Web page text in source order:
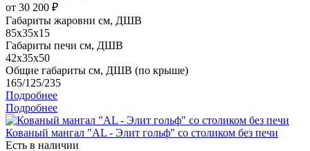
от 30 200 ₽
Габариты жаровни см, ДШВ
85x35x15
Габариты печи см, ДШВ
42x35x50
Общие габариты см, ДШВ (по крыше)
165/125/235
Подробнее
Подробнее
Кованый мангал "AL - Элит гольф" со столиком без печи
Есть в наличии